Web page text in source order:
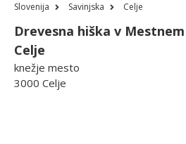
Slovenija Savinjska Celje
Drevesna hiška v
Celje
knežje mesto
3000 Celje